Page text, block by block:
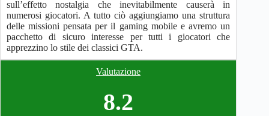
sull’effetto nostalgia che inevitabilmente causerà in
numerosi giocatori. A tutto ciò aggiungiamo una struttura
delle missioni pensata per il gaming mobile e avremo un
pacchetto di sicuro interesse per tutti i giocatori che
apprezzino lo stile dei classici GTA.
Valutazione
8.2